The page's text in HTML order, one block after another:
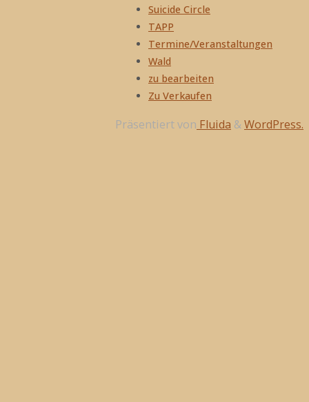
Suicide Circle
TAPP
Termine/Veranstaltungen
Wald
zu bearbeiten
Zu Verkaufen
Präsentiert von Fluida &WordPress.